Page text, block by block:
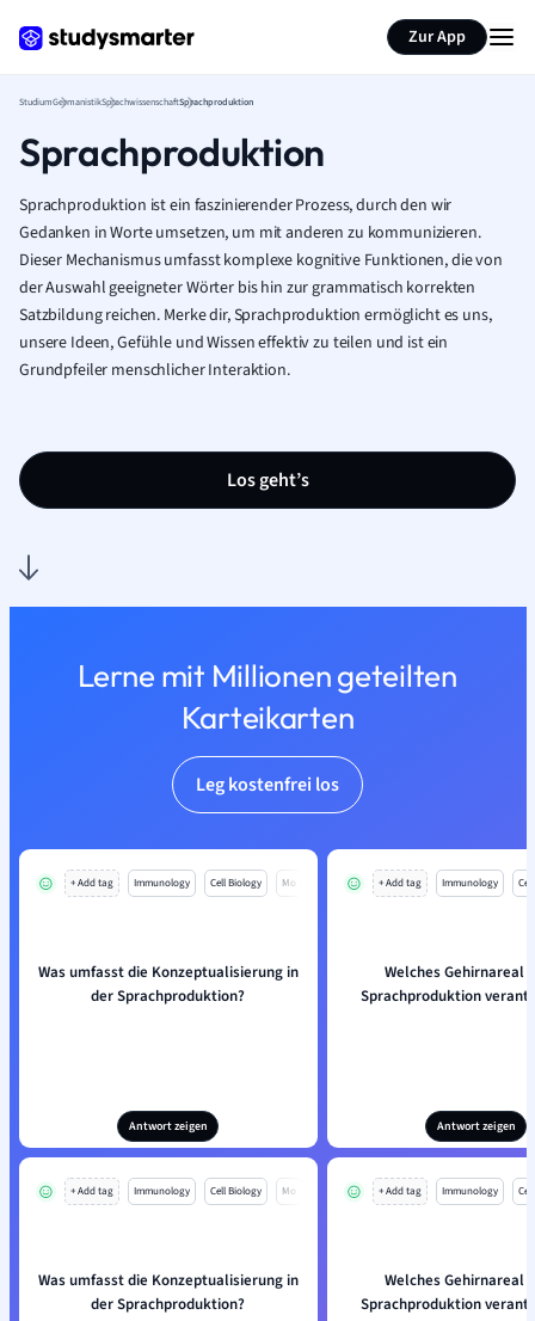
Zur App
StudiumGermanistikSprachwissenschaftSprachproduktion
Sprachproduktion
Sprachproduktion ist ein faszinierender Prozess, durch den wir
Gedanken in Worte umsetzen, um mit anderen zu kommunizieren.
Dieser Mechanismus umfasst komplexe kognitive Funktionen, die von
der Auswahl geeigneter Wörter bis hin zur grammatisch korrekten
Satzbildung reichen. Merke dir, Sprachproduktion ermöglicht es uns,
unsere Ideen, Gefühle und Wissen effektiv zu teilen und ist ein
Grundpfeiler menschlicher Interaktion.
Los geht’s
Lerne mit Millionen geteilten
Karteikarten
Leg kostenfrei los
+ Add tag Immunology Cell Biology Mo
Was umfasst die Konzeptualisierung in
der Sprachproduktion?
Antwort zeigen
+ Add tag Immunology
Welches Gehirnareal
Sprachproduktion
Antwort zeigen
+ Add tag Immunology Cell Biology Mo
Was umfasst die Konzeptualisierung in
der Sprachproduktion?
+ Add tag Immunology
Welches Gehirnareal
Sprachproduktion